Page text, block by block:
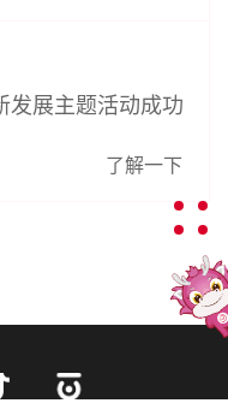
发展主题活动成功
了解一下